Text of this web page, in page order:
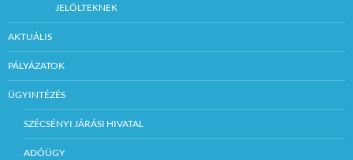
JELÖLTEKNEK
AKTUÁLIS
PÁLYÁZATOK
ÜGYINTÉZÉS
SZÉCSÉNYI JÁRÁSI HIVATAL
ADÓÜGY